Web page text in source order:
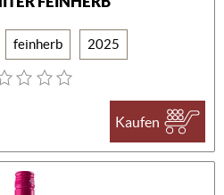
feinherb 2025
Kaufen